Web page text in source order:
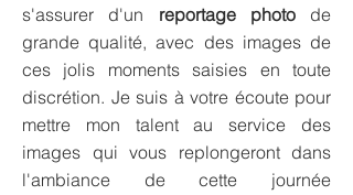
s'assurer d'un reportage photode
grande qualité, avec des images de
ces jolis moments saisies en toute
discrétion. Je suis à votre écoute pour
mettre mon talent au service des
images qui vous replongeront dans
l'ambiance de cette journée